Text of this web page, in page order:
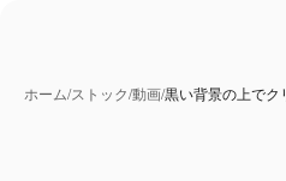
ホーム/ストック/動画/黒い背景の上で